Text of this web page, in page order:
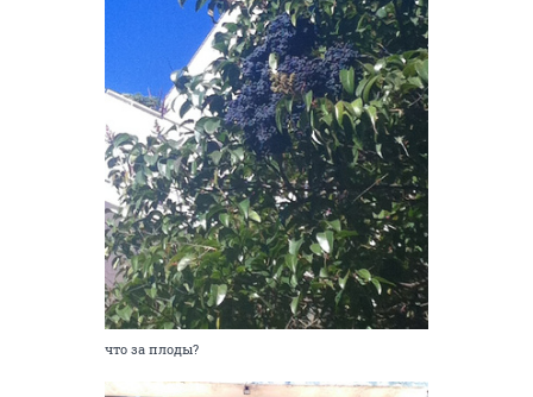
что за плоды?